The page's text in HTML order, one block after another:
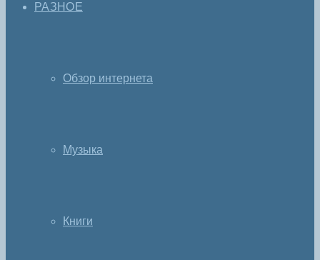
РАЗНОЕ
Обзор интернета
Музыка
Книги